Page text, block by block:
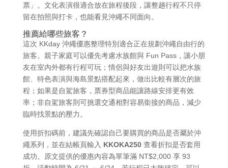
票」。文化表演很適合放在旅程後段，讓整趟行程不只停
留在拍照與打卡，也能看見沖繩不同面向。
推薦給哪些旅客？
這次 KKday 沖繩優惠整理特別適合正在規劃沖繩自由行的
旅客。親子家庭可以優先考慮水族館與 Fun Pass，讓小朋
友在室內外都有行程可玩；情侶與好友出遊則可以把水族
館、特色表演與海島景點搭配起來，做出比較有層次的旅
程；如果是自駕旅客，票券型商品能讓路線安排更有效
率；非自駕旅客則可挑選交通相對容易銜接的商品，減少
臨時找景點的壓力。
使用折扣碼前，建議先確認自己要購買的商品是否屬於沖
繩系列，並在結帳頁輸入 KKOKA250查看折扣是否套用
成功。原文提供的優惠內容為單筆滿 NT$2,000 享 93